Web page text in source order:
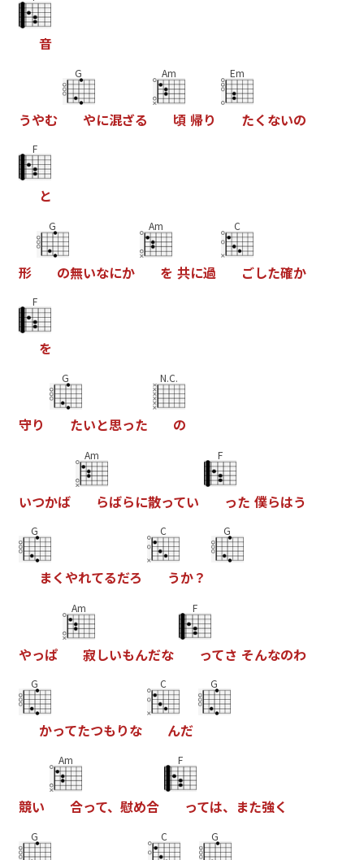
音
うやむ
G
やに混ざる
Am
頃 帰り
Em
たく ないの
F
と
形
G
の無いなにか
Am
を 共に過
C
ごした確か
F
を
守り
G
たいと思った
N.C.
の
いつかば
Am
らばらに散ってい
F
った 僕らはう
G
まく やれてるだろ
C
うか？
G
やっぱ
Am
寂しいもんだな
F
ってさ そんなのわ
G
かってたつもりな
C
んだ
G
競い
Am
合って、 慰め合
F
っては、 また強く
G C G